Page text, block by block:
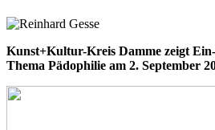
Kunst+Kultur-Kreis Damme zeigt
Thema Pädophilie am 2. September